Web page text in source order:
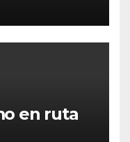
en ruta